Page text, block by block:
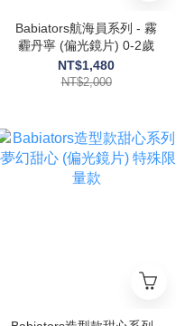
Babiators航海員系列 - 霧
霾丹寧 (偏光鏡片) 0-2歲
NT$1,480
NT$2,000